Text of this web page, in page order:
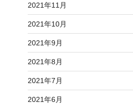
2021年11月
2021年10月
2021年9月
2021年8月
2021年7月
2021年6月